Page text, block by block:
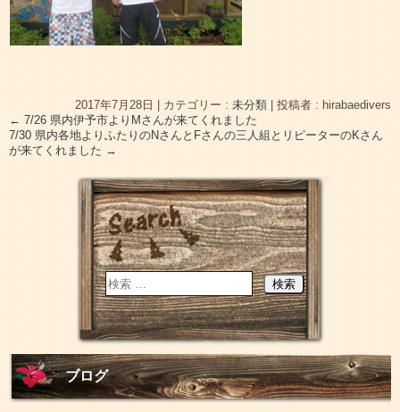
2017年7月28日 カテゴリー : 未分類
投稿者 : hirabaedivers
← 7/26 県内伊予市よりMさんが来てくれました
7/30 県内各地よりふたりのNさんとFさんの三人組とリピーターのKさん
が来てくれました →
ブログ